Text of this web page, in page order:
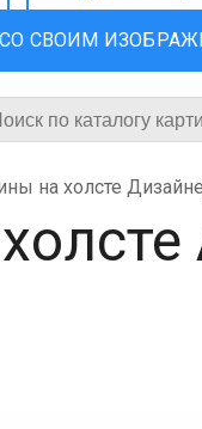
СО СВОИМ
на холсте